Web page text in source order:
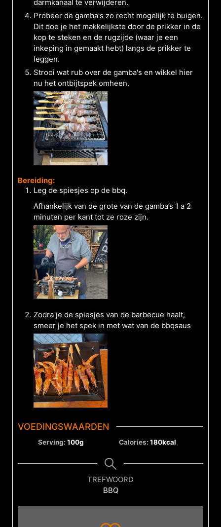
darmkanaal te verwijderen.
Probeer de gamba's zo recht mogelijk te buigen.
Dit doe je het makkelijkste door de prikker in de
kop te steken en de rugzijde (waar je een
inkeping in gemaakt hebt) langs de prikker te
leggen.
Strooi wat rub over de gamba's en wikkel hier
nu het ontbijtspek omheen.
Bereiding:
Leg de spiesjes op de bbq.
Afhankelijk van de grote van de gamba’s 1 a 2
minuten per kant tot ze roze zijn.
Zodra je de spiesjes van de barbecue haalt,
smeer je het spek in met wat van de bbqsaus
VOEDINGSWAARDEN
Serving: 100g Calories: 180kcal
TREFWOORD
BBQ